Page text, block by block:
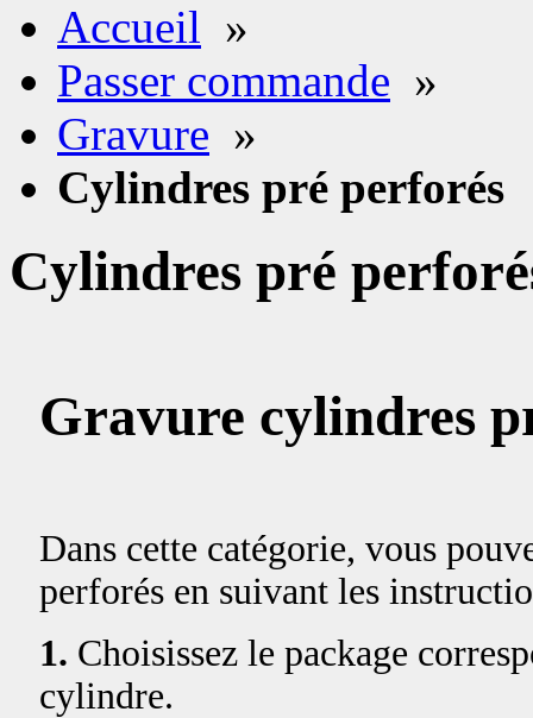
Accueil »
Passer commande »
Gravure »
Cylindres pré perforés
Cylindres pré
Gravure cylindres
Dans cette catégorie, vous
perforés en suivant les
1. Choisissez le package
cylindre.